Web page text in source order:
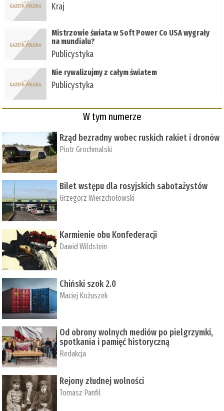
Kraj
Mistrzowie świata w Soft Power Co USA wygrały
na mundialu?
Publicystyka
Nie rywalizujmy z całym światem
Publicystyka
W tym numerze
Rząd bezradny wobec ruskich rakiet i dronów
Piotr Grochmalski
Bilet wstępu dla rosyjskich sabotażystów
Grzegorz Wierzchołowski
Karmienie obu Konfederacji
Dawid Wildstein
Chiński szok 2.0
Maciej Kożuszek
Od obrony wolnych mediów po pielgrzymki,
spotkania i pamięć historyczną
Redakcja
Rejony złudnej wolności
Tomasz Panfil